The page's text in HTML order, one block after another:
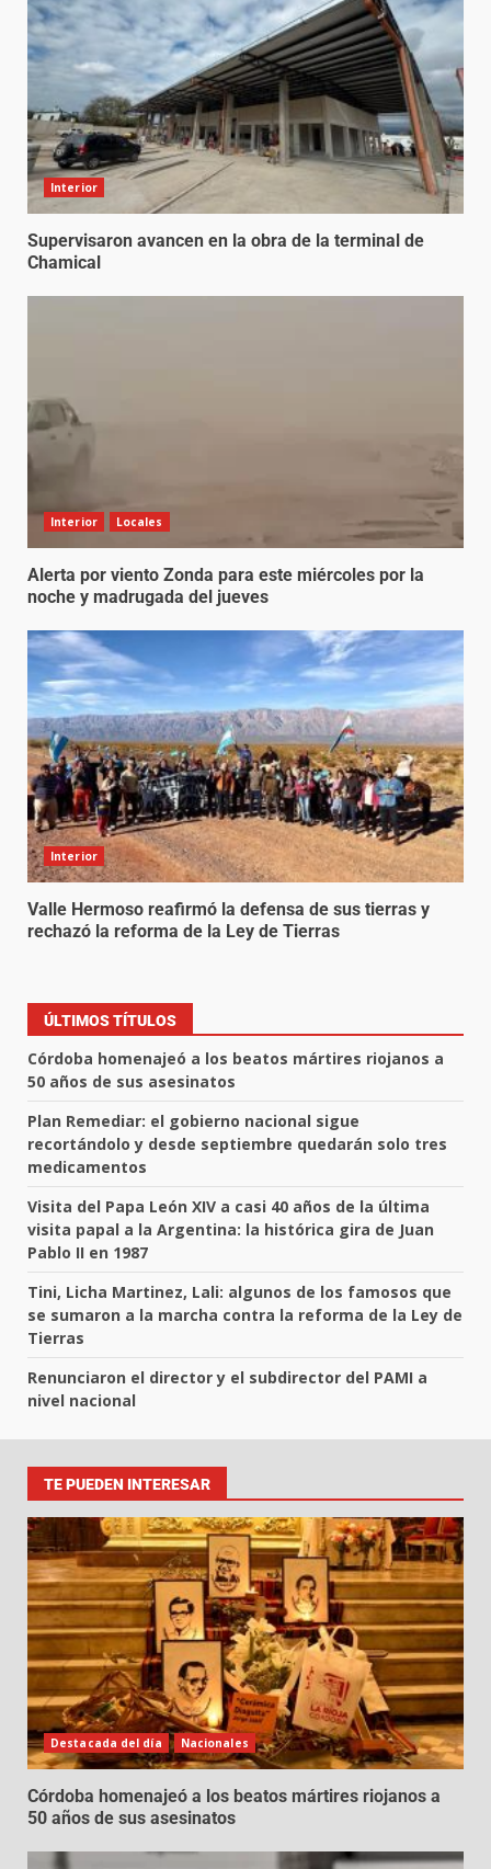
Interior
Supervisaron avancen en la obra de la terminal de
Chamical
Interior Locales
Alerta por viento Zonda para este miércoles por la
noche y madrugada del jueves
Interior
Valle Hermoso reafirmó la defensa de sus tierras y
rechazó la reforma de la Ley de Tierras
ÚLTIMOS TÍTULOS
Córdoba homenajeó a los beatos mártires riojanos a
50 años de sus asesinatos
Plan Remediar: el gobierno nacional sigue
recortándolo y desde septiembre quedarán solo tres
medicamentos
Visita del Papa León XIV a casi 40 años de la última
visita papal a la Argentina: la histórica gira de Juan
Pablo II en 1987
Tini, Licha Martinez, Lali: algunos de los famosos que
se sumaron a la marcha contra la reforma de la Ley de
Tierras
Renunciaron el director y el subdirector del PAMI a
nivel nacional
TE PUEDEN INTERESAR
Destacada del día Nacionales
Córdoba homenajeó a los beatos mártires riojanos a
50 años de sus asesinatos